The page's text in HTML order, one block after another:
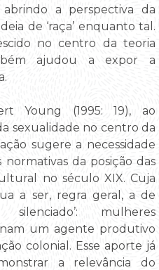
a perspectiva da
de ‘raça’ enquanto tal.
no centro da teoria
ajudou a expor a
Young (1995: 19), ao
sexualidade no centro da
sugere a necessidade
da posição das
no século XIX. Cuja
a ser, regra geral, a de
silenciado’: mulheres
um agente produtivo
colonial. Esse aporte já
a relevância do